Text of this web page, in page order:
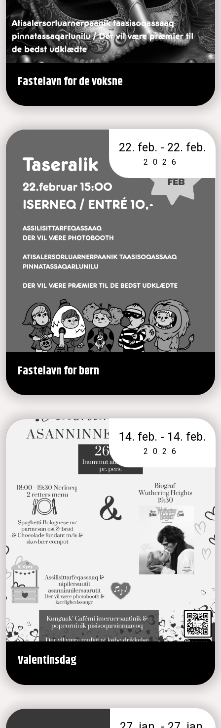
Fastelavn for de voksne
22. feb. - 22. feb.
2026
Fastelavn for børn
14. feb. - 14. feb.
2026
Valentinsdag